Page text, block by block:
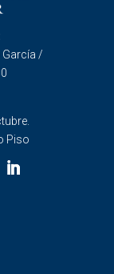
García /
Piso